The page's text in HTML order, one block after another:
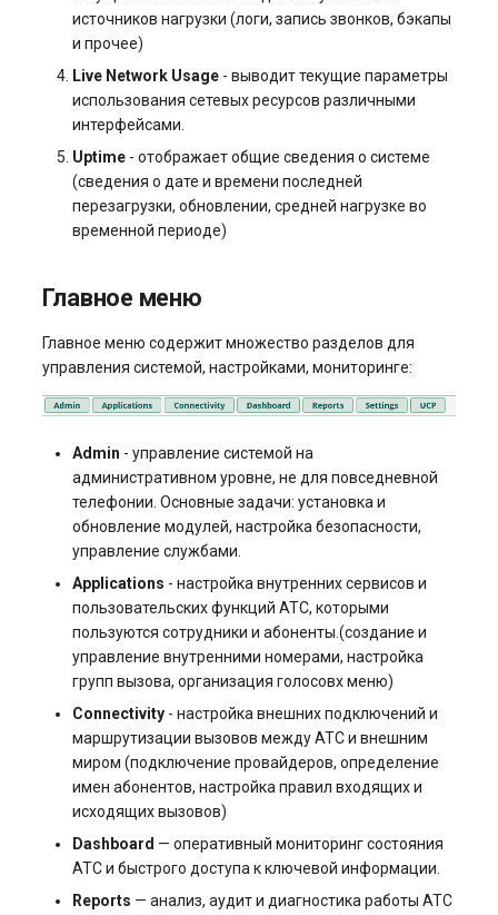
источников нагрузки (логи, запись звонков, бэкапы
и прочее)
Live Network Usage- выводит текущие параметры
использования сетевых ресурсов различными
интерфейсами.
Uptime- отображает общие сведения о системе
(сведения о дате и времени последней
перезагрузки, обновлении, средней нагрузке во
временной периоде)
Главное меню
Главное меню содержит множество разделов для
управления системой, настройками, мониторинге:
Admin - управление системой на
административном уровне, не для повседневной
телефонии. Основные задачи: установка и
обновление модулей, настройка безопасности,
управление службами.
Applications - настройка внутренних сервисов и
пользовательских функций АТС, которыми
пользуются сотрудники и абоненты.(создание и
управление внутренними номерами, настройка
групп вызова, организация голосовх меню)
Connectivity- настройка внешних подключений и
маршрутизации вызовов между АТС и внешним
миром (подключение провайдеров, определение
имен абонентов, настройка правил входящих и
исходящих вызовов)
Dashboard — оперативный мониторинг состояния
АТС и быстрого доступа к ключевой информации.
Reports — анализ, аудит и диагностика работы АТС